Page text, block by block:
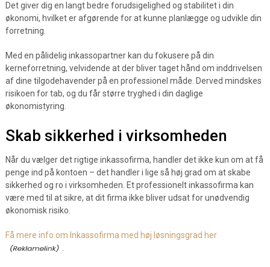
Det giver dig en langt bedre forudsigelighed og stabilitet i din
økonomi, hvilket er afgørende for at kunne planlægge og udvikle din
forretning.
Med en pålidelig inkassopartner kan du fokusere på din
kerneforretning, velvidende at der bliver taget hånd om inddrivelsen
af dine tilgodehavender på en professionel måde. Derved mindskes
risikoen for tab, og du får større tryghed i din daglige
økonomistyring.
Skab sikkerhed i virksomheden
Når du vælger det rigtige inkassofirma, handler det ikke kun om at få
penge ind på kontoen – det handler i lige så høj grad om at skabe
sikkerhed og ro i virksomheden. Et professionelt inkassofirma kan
være med til at sikre, at dit firma ikke bliver udsat for unødvendig
økonomisk risiko.
Få mere info om Inkassofirma med høj løsningsgrad her